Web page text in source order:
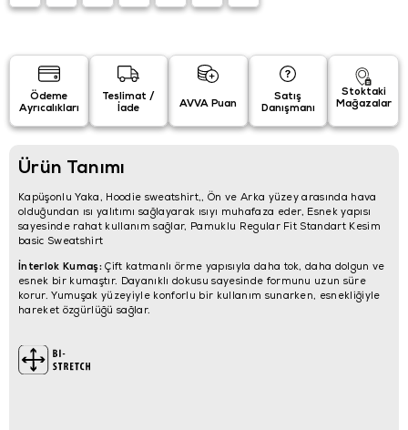
Ödeme
Ayrıcalıkları
Teslimat /
İade
AVVA Puan
Satış
Danışmanı
Stoktaki
Mağazalar
Ürün Tanımı
Kapüşonlu Yaka, Hoodie sweatshirt,, Ön ve Arka yüzey arasında hava
olduğundan ısı yalıtımı sağlayarak ısıyı muhafaza eder, Esnek yapısı
sayesinde rahat kullanım sağlar, Pamuklu Regular Fit Standart Kesim
basic Sweatshirt
İnterlok Kumaş:Çift katmanlı örme yapısıyla daha tok, daha dolgun ve
esnek bir kumaştır. Dayanıklı dokusu sayesinde formunu uzun süre
korur. Yumuşak yüzeyiyle konforlu bir kullanım sunarken, esnekliğiyle
hareket özgürlüğü sağlar.